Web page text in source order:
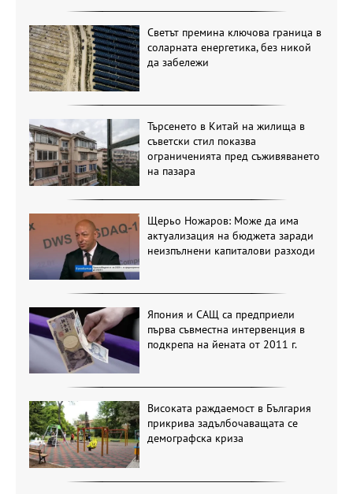
Светът премина ключова граница в
соларната енергетика, без никой
да забележи
Търсенето в Китай на жилища в
съветски стил показва
ограниченията пред съживяването
на пазара
Щерьо Ножаров: Може да има
актуализация на бюджета заради
неизпълнени капиталови разходи
Япония и САЩ са предприели
първа съвместна интервенция в
подкрепа на йената от 2011 г.
Високата раждаемост в България
прикрива задълбочаващата се
демографска криза